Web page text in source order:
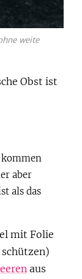
weite
Obst ist
kommen
aber
als das
mit Folie
aus